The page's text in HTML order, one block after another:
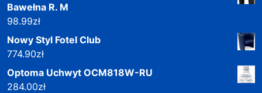
Bawełna R. M
98.99zł
Nowy Styl Fotel Club
774.90zł
Optoma Uchwyt OCM818W-RU
284.00zł